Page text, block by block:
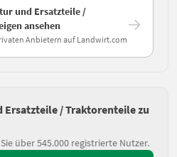
und Ersatzteile /
ansehen
Anbietern auf Landwirt.com
Ersatzteile / Traktorenteile zu
über 545.000 registrierte Nutzer.